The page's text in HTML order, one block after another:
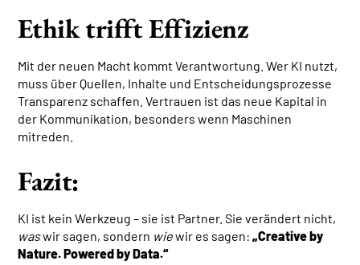
Ethik trifft Effizienz
Mit der neuen Macht kommt Verantwortung. Wer KI nutzt,
muss über Quellen, Inhalte und Entscheidungsprozesse
Transparenz schaffen. Vertrauen ist das neue Kapital in
der Kommunikation, besonders wenn Maschinen
mitreden.
Fazit:
KI ist kein Werkzeug – sie ist Partner. Sie verändert nicht,
waswir sagen, sondern wiewir es sagen:„Creative by
Nature. Powered by Data.“